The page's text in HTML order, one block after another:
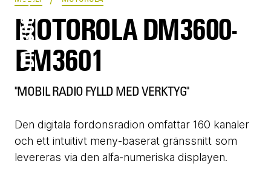
MOTOROLA DM3600-
DM3601
"MOBIL RADIO FYLLD MED VERKTYG"
Den digitala fordonsradion omfattar 160 kanaler
och ett intuitivt meny-baserat gränssnitt som
levereras via den alfa-numeriska displayen.